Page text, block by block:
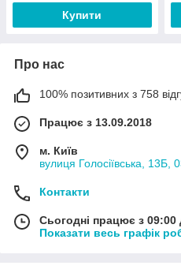
Купити
Про нас
100% позитивних з 758
Працює з 13.09.2018
м. Київ
вулиця Голосіївська, 13Б,
Контакти
Сьогодні працює з 09:00
Показати весь графік